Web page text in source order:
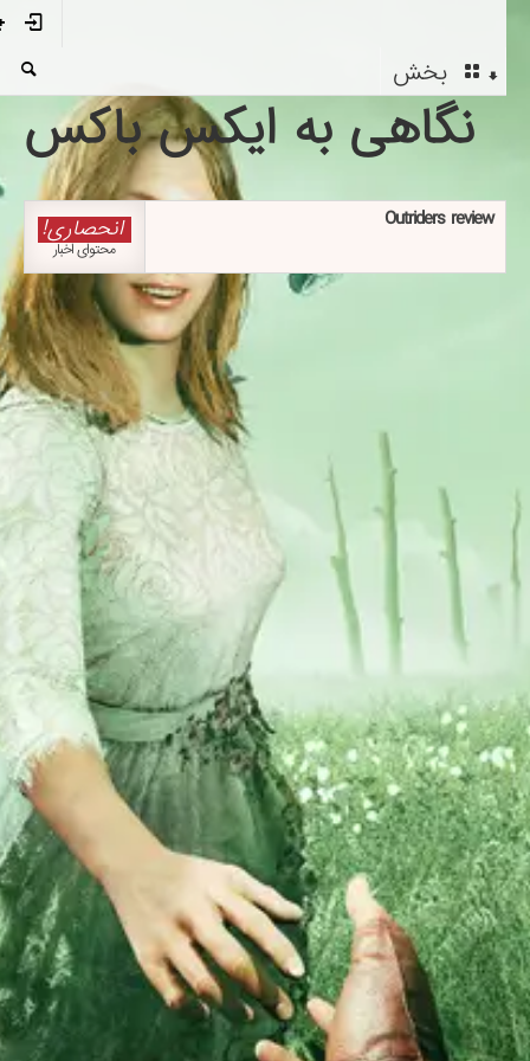
بخش
نگاهی به ایکس باکس
انحصاری!
محتوای اخبار
Outriders review